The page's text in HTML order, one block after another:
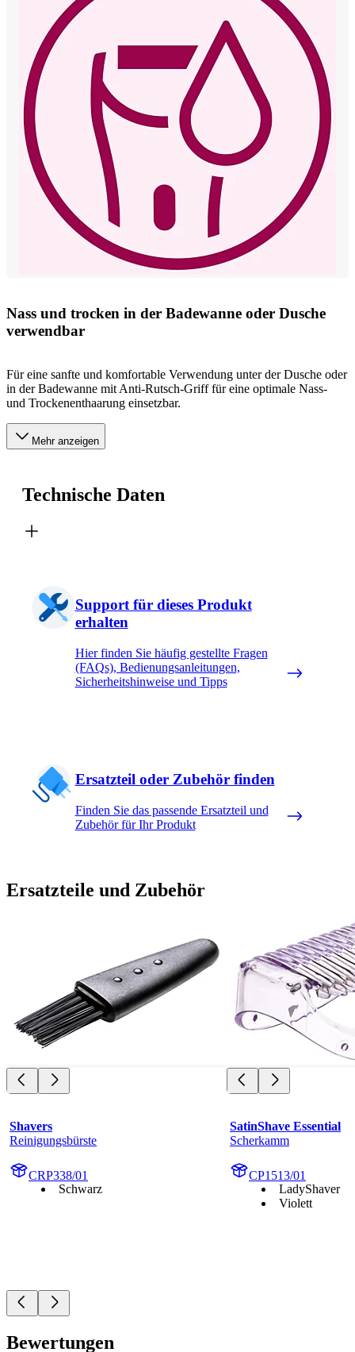
Nass und trocken in der Badewanne oder Dusche
verwendbar
Für eine sanfte und komfortable Verwendung unter der Dusche oder
in der Badewanne mit Anti-Rutsch-Griff für eine optimale Nass-
und Trockenenthaarung einsetzbar.
Mehr anzeigen
Technische Daten
Support für dieses Produkt
erhalten
Hier finden Sie häufig gestellte Fragen
(FAQs), Bedienungsanleitungen,
Sicherheitshinweise und Tipps
Ersatzteil oder Zubehör finden
Finden Sie das passende Ersatzteil und
Zubehör für Ihr Produkt
Ersatzteile und Zubehör
Shavers
Reinigungsbürste
CRP338/01
Schwarz
SatinShave Essential
Scherkamm
CP1513/01
LadyShaver
Violett
Bewertungen